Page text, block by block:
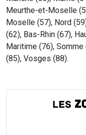
Meurthe-et-Moselle
Moselle (57), Nord
(62), Bas-Rhin (67),
Maritime (76), Somme
(85), Vosges (88).